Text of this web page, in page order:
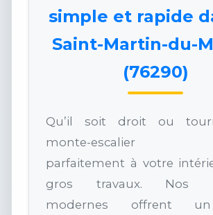
simple et rapide
Saint-Martin-du-
(76290)
Qu’il soit droit ou
monte-escalier
parfaitement à votre
gros travaux. Nos
modernes offrent